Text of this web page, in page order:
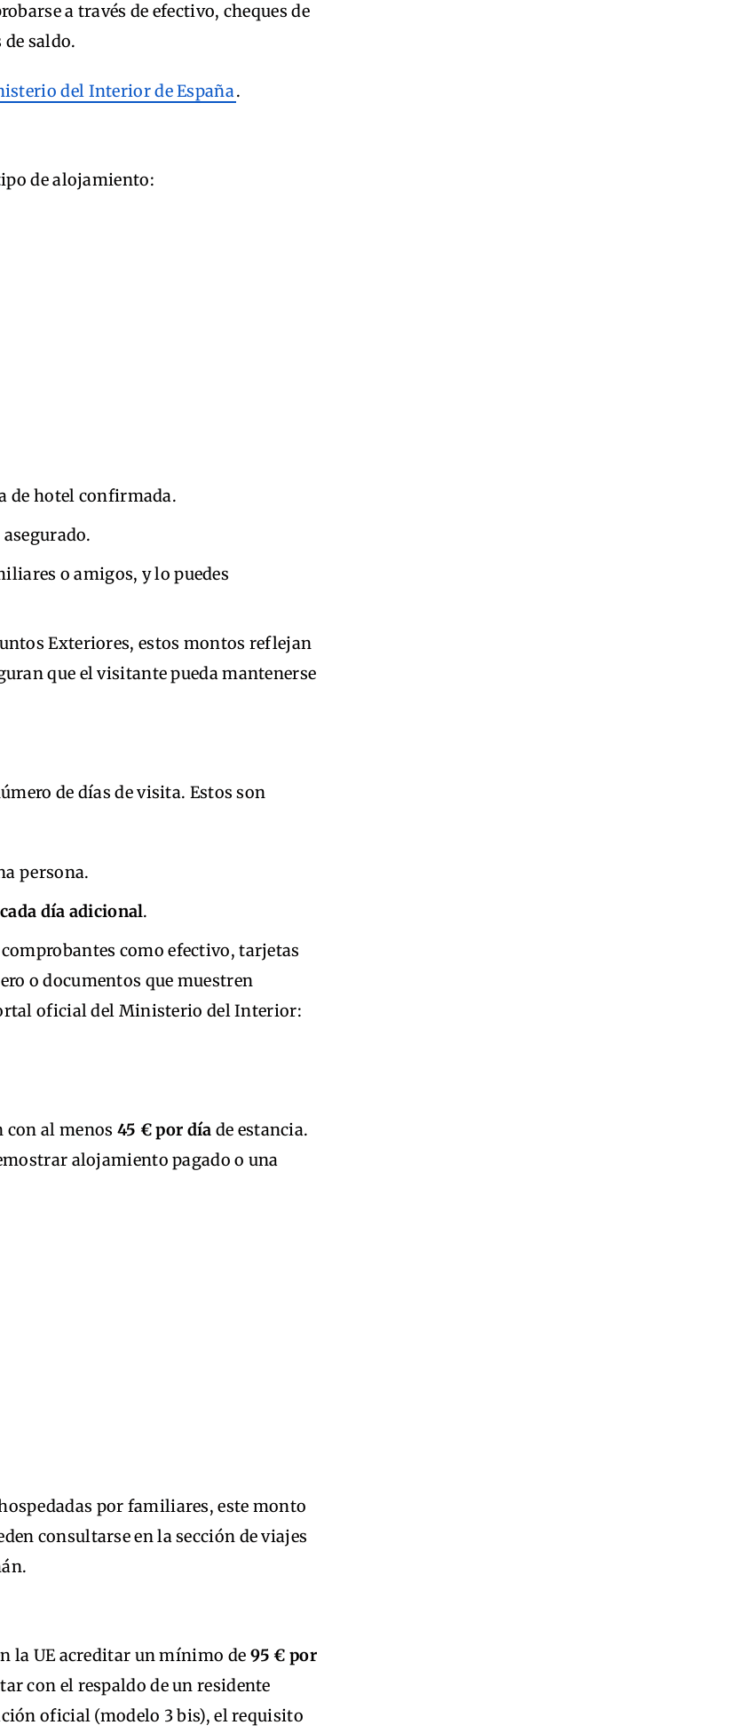
a través de efectivo, cheques de
saldo.
del Interior de España.
de alojamiento:
de hotel confirmada.
o amigos, y lo puedes
Exteriores, estos montos reflejan
que el visitante pueda mantenerse
de días de visita. Estos son
persona.
día adicional.
como efectivo, tarjetas
o documentos que muestren
oficial del Ministerio del Interior:
con al menos 45 € por día de estancia.
alojamiento pagado o una
por familiares, este monto
consultarse en la sección de viajes
la UE acreditar un mínimo de 95 € por
con el respaldo de un residente
oficial (modelo 3 bis), el requisito